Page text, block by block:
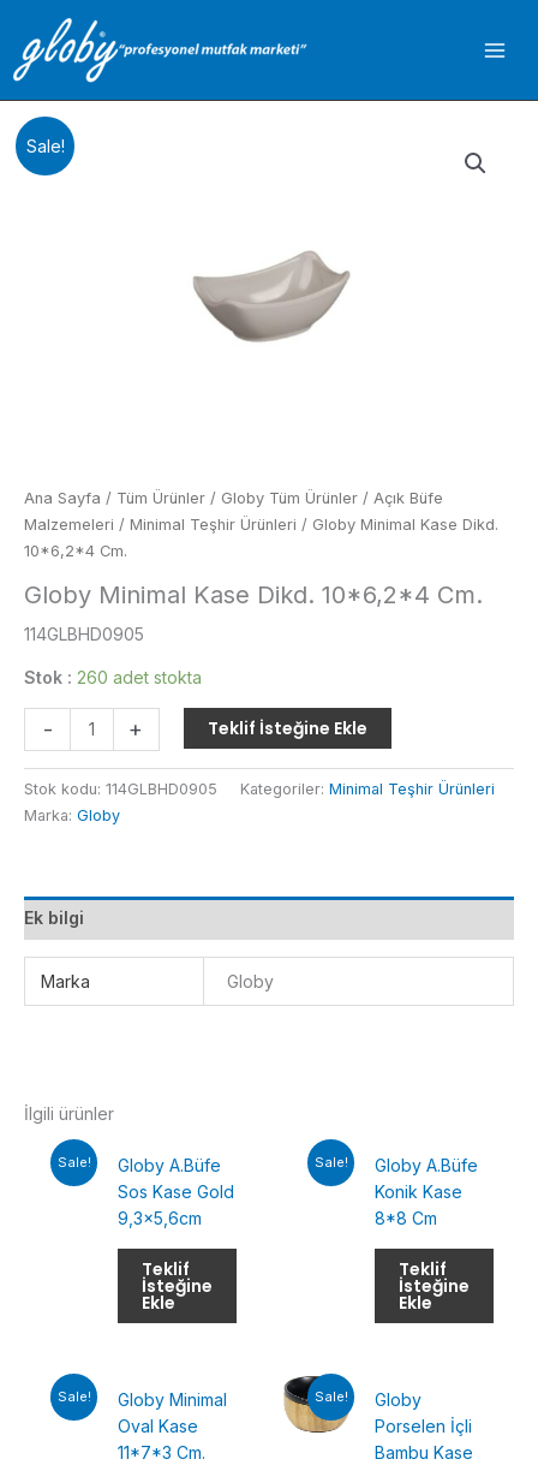
Sale!
Ana Sayfa / Tüm Ürünler / Globy Tüm Ürünler / Açık Büfe
Malzemeleri / Minimal Teşhir Ürünleri / Globy Minimal Kase Dikd.
10*6,2*4 Cm.
Globy Minimal Kase Dikd. 10*6,2*4 Cm.
114GLBHD0905
Stok : 260 adet stokta
-
Minimal
Kase
Dikd.
10*6,2*4
+ Teklif İsteğine Ekle
Stok kodu: 114GLBHD0905 Kategoriler: Minimal Teşhir Ürünleri
Marka: Globy
Ek bilgi
Marka Globy
İlgili ürünler
Sale!
Globy A.Büfe
Sos Kase Gold
9,3×5,6cm
Teklif
İsteğine
Ekle
Sale!
Globy A.Büfe
Konik Kase
8*8 Cm
Teklif
İsteğine
Ekle
Sale!
Globy Minimal
Oval Kase
11*7*3 Cm.
Sale!
Globy
Porselen İçli
Bambu Kase